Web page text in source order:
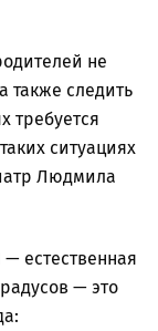
не
также следить
требуется
ситуациях
Людмила
естественная
— это